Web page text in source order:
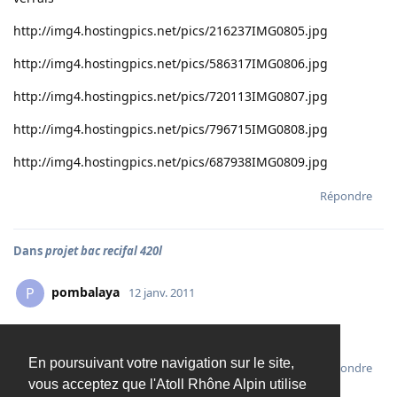
En poursuivant votre navigation sur le site,
vous acceptez que l'Atoll Rhône Alpin utilise
http://img4.hostingpics.net/pics/216237IMG0805.jpg
http://img4.hostingpics.net/pics/586317IMG0806.jpg
http://img4.hostingpics.net/pics/720113IMG0807.jpg
http://img4.hostingpics.net/pics/796715IMG0808.jpg
http://img4.hostingpics.net/pics/687938IMG0809.jpg
Répondre
Dansprojet bac recifal 420l
P pombalaya 12 janv. 2011
Répondre